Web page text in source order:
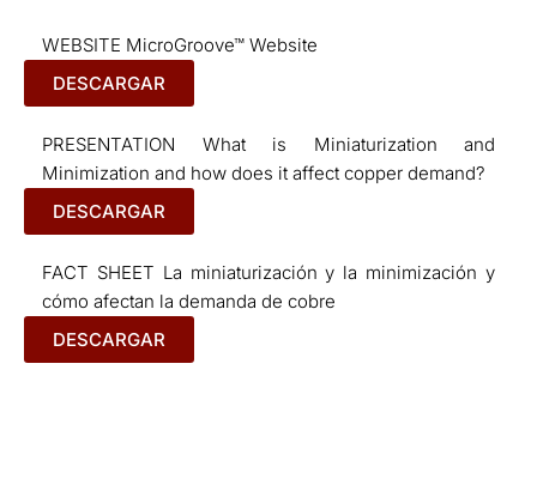
WEBSITE MicroGroove™ Website
DESCARGAR
PRESENTATION What is Miniaturization and
Minimization and how does it affect copper demand?
DESCARGAR
FACT SHEET La miniaturización y la minimización y
cómo afectan la demanda de cobre
DESCARGAR